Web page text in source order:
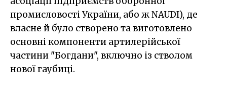
промисловості України, або ж NAUDI), де
власне й було створено та виготовлено
основні компоненти артилерійської
частини "Богдани", включно із стволом
нової гаубиці.